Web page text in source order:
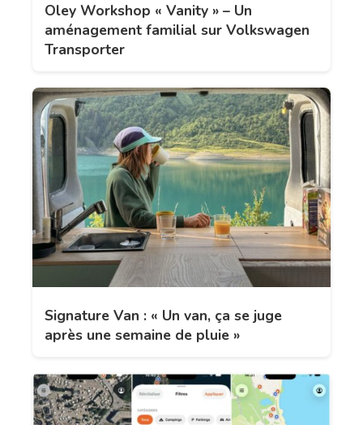
Oley Workshop « Vanity » – Un
aménagement familial sur Volkswagen
Transporter
Signature Van : « Un van, ça se juge
après une semaine de pluie »